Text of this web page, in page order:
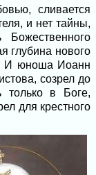
сливается
и нет тайны,
глубина нового
И юноша Иоанн
созрел до
только в Боге,
для крестного